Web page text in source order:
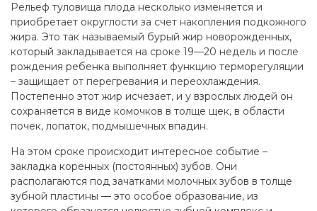
Рельеф туловища плода несколько изменяется и
приобретает округлости за счет накопления подкожного
жира. Это так называемый бурый жир новорожденных,
который закладывается на сроке 19—20 недель и после
рождения ребенка выполняет функцию терморегуляции
– защищает от перегревания и переохлаждения.
Постепенно этот жир исчезает, и у взрослых людей он
сохраняется в виде комочков в толще щек, в области
почек, лопаток, подмышечных впадин.
На этом сроке происходит интересное событие –
закладка коренных (постоянных) зубов. Они
располагаются под зачатками молочных зубов в толще
зубной пластины — это особое образование, из